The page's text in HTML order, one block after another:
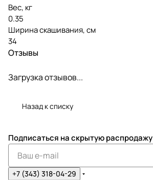
Вес, кг
0.35
Ширина скашивания, см
34
Отзывы
Загрузка отзывов...
Назад к списку
Подписаться на скрытую распродажу
+7 (343) 318-04-29